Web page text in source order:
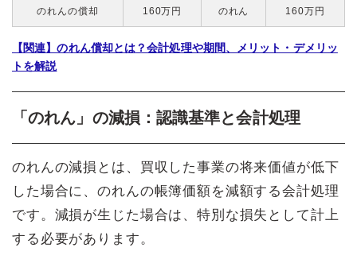
のれんの償却 160万円 のれん 160万円
【関連】のれん償却とは？会計処理や期間、メリット・デメリッ
トを解説
「のれん」の減損：認識基準と会計処理
のれんの減損とは、買収した事業の将来価値が低下
した場合に、のれんの帳簿価額を減額する会計処理
です。減損が生じた場合は、特別な損失として計上
する必要があります。